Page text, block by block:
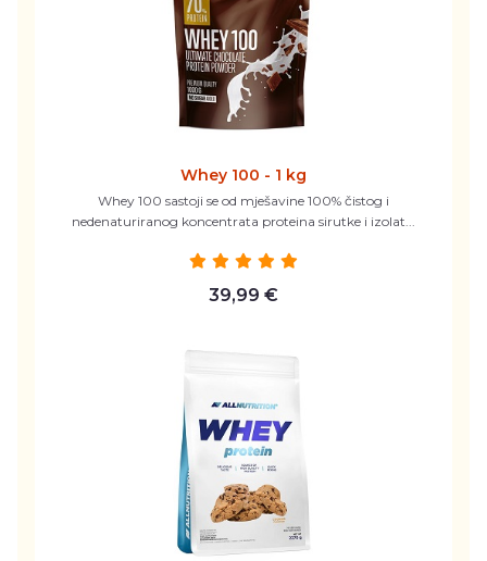
Whey 100 - 1 kg
Whey 100 sastoji se od mješavine 100% čistog i
nedenaturiranog koncentrata proteina sirutke i izolat...
39,99 €